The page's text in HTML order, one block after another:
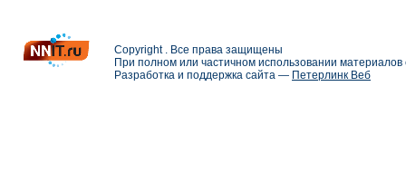
Copyright . Все права защищены
При полном или частичном использовании
Разработка и поддержка сайта — Петерлинк Веб